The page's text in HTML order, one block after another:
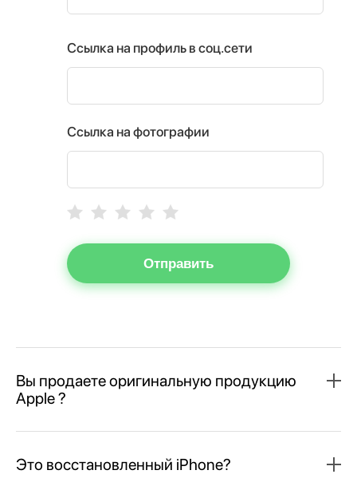
Ссылка на профиль в соц.сети
Ссылка на фотографии
Отправить
Вы продаете оригинальную продукцию
Apple ?
Это восстановленный iPhone?